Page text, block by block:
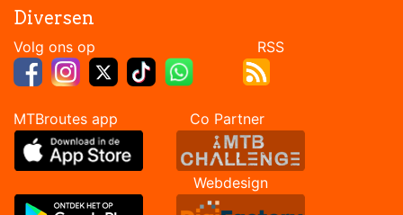
Diversen
Volg ons op RSS
MTBroutes app Co Partner
Webdesign